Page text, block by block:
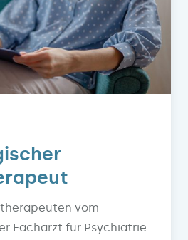
vom
Facharzt für Psychiatrie